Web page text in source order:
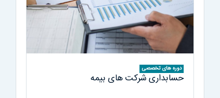
دوره های تخصصی
حسابداری شرکت های بیمه